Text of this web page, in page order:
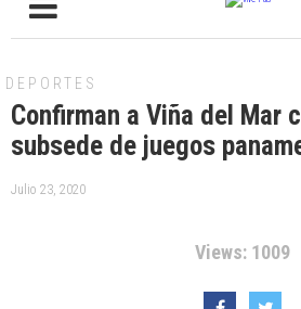
DEPORTES
Confirman a Viña del Mar
subsede de juegos
Julio 23, 2020
Views: 1009